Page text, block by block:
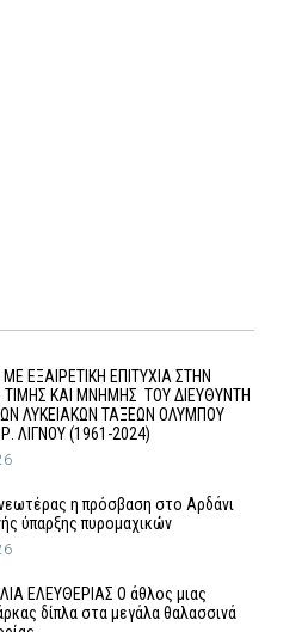
ΕΞΑΙΡΕΤΙΚΗ ΕΠΙΤΥΧΙΑ ΣΤΗΝ
ΚΑΙ ΜΝΗΜΗΣ ΤΟΥ ΔΙΕΥΘΥΝΤΗ
ΛΥΚΕΙΑΚΩΝ ΤΑΞΕΩΝ ΟΛΥΜΠΟΥ
ΛΙΓΝΟΥ (1961-2024)
η πρόσβαση στο Αρδάνι
ύπαρξης πυρομαχικών
ΕΛΕΥΘΕΡΙΑΣ Ο άθλος μιας
δίπλα στα μεγάλα θαλασσινά